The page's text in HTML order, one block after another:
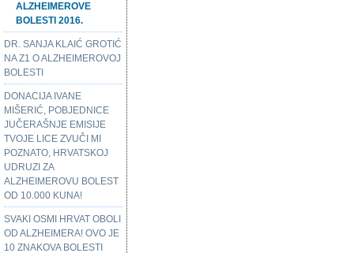
ALZHEIMEROVE
BOLESTI 2016.
DR. SANJA KLAIĆ GROTIĆ
NA Z1 O ALZHEIMEROVOJ
BOLESTI
DONACIJA IVANE
MIŠERIĆ, POBJEDNICE
JUČERAŠNJE EMISIJE
TVOJE LICE ZVUČI MI
POZNATO, HRVATSKOJ
UDRUZI ZA
ALZHEIMEROVU BOLEST
OD 10.000 KUNA!
SVAKI OSMI HRVAT OBOLI
OD ALZHEIMERA! OVO JE
10 ZNAKOVA BOLESTI